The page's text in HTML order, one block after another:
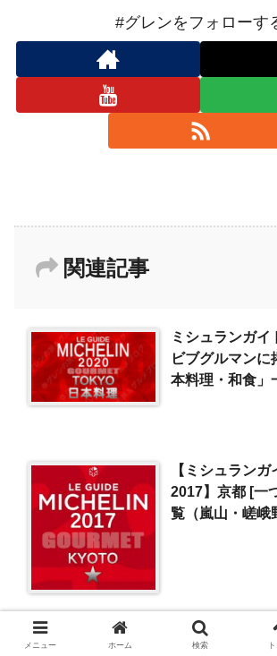
#グレンをフォローす
関連記事
ミシュランガイ
ビブグルマンに
本料理・和食」
【ミシュラン
2017】京都 [一
覧（嵐山・嵯峨
メニュー ホーム 検索